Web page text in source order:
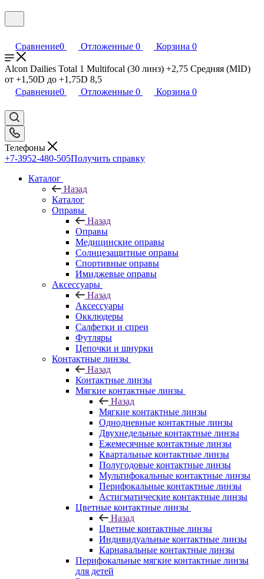
Сравнение0 Отложенные 0 Корзина 0
Alcon Dailies Total 1 Multifocal (30 линз) +2,75 Средняя (MID)
от +1,50D до +1,75D 8,5
Сравнение0 Отложенные 0 Корзина 0
Телефоны
+7-3952-480-505Получить справку
Каталог
Назад
Каталог
Оправы
Назад
Оправы
Медицинские оправы
Солнцезащитные оправы
Спортивные оправы
Имиджевые оправы
Аксессуары
Назад
Аксессуары
Окклюдеры
Салфетки и спреи
Футляры
Цепочки и шнурки
Контактные линзы
Назад
Контактные линзы
Мягкие контактные линзы
Назад
Мягкие контактные линзы
Однодневные контактные линзы
Двухнедельные контактные линзы
Ежемесячные контактные линзы
Квартальные контактные линзы
Полугодовые контактные линзы
Мультифокальные контактные линзы
Перифокальные контактные линзы
Астигматические контактные линзы
Цветные контактные линзы
Назад
Цветные контактные линзы
Индивидуальные контактные линзы
Карнавальные контактные линзы
Перифокальные мягкие контактные линзы
для детей